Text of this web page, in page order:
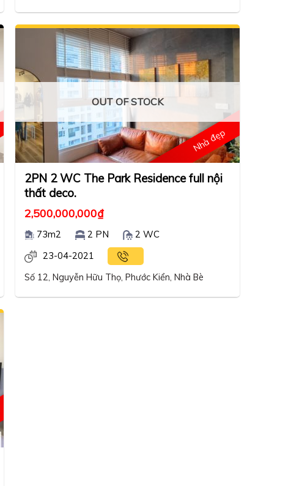
Nhà đẹp
OUT OF STOCK
2PN 2 WC The Park Residence full nội
thất deco.
2,500,000,000₫
73m2 2 PN
2 WC
23-04-2021
Số 12, Nguyễn Hữu Thọ, Phước Kiển, Nhà Bè